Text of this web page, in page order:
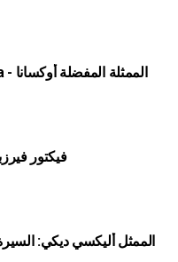
فيكتور
الممثل أليكسي ديكي: السيرة